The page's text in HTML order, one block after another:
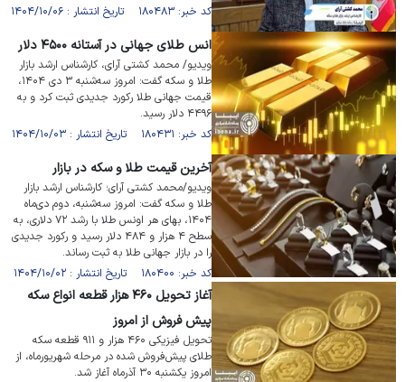
کد خبر: ۱۸۰۴۸۳ تاریخ انتشار : ۱۴۰۴/۱۰/۰۶
انس طلای جهانی در آستانه ۴۵۰۰ دلار
ویدیو/ محمد کشتی آرای، کارشناس ارشد بازار
طلا و سکه گفت: امروز سه‌شنبه ۳ دی ۱۴۰۴،
قیمت جهانی طلا رکورد جدیدی ثبت کرد و به
۴۴۹۶ دلار رسید.
کد خبر: ۱۸۰۴۳۱ تاریخ انتشار : ۱۴۰۴/۱۰/۰۳
آخرین قیمت طلا و سکه در بازار
ویدیو/محمد کشتی آرای؛ کارشناس ارشد بازار
طلا و سکه گفت: امروز سه‌شنبه، دوم دی‌ماه
۱۴۰۴، بهای هر اونس طلا با رشد ۷۲ دلاری، به
سطح ۴ هزار و ۴۸۴ دلار رسید و رکورد جدیدی
را در بازار جهانی طلا به ثبت رساند.
کد خبر: ۱۸۰۴۰۰ تاریخ انتشار : ۱۴۰۴/۱۰/۰۲
آغاز تحویل ۴۶۰ هزار قطعه انواع سکه
پیش فروش از امروز
تحویل فیزیکی ۴۶۰ هزار و ۹۱۱ قطعه سکه
طلای پیش‌فروش شده در مرحله شهریورماه، از
امروز یکشنبه ۳۰ آذرماه آغاز شد.